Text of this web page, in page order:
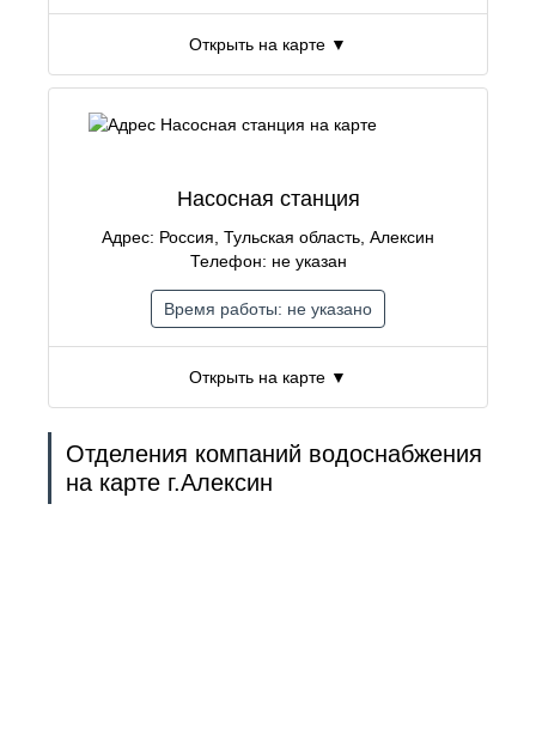
Открыть на карте ▼
Открыть на карте ▼
Насосная станция
Адрес: Россия, Тульская область, Алексин
Телефон: не указан
Время работы: не указано
Отделения компаний водоснабжения
на карте г.Алексин